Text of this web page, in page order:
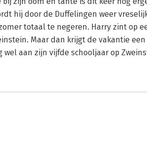
hij door de Duffelingen weer
totaal te negeren. Harry zint op
Maar dan krijgt de vakantie
aan zijn vijfde schooljaar op